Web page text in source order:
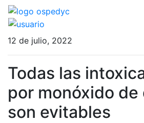
12 de julio, 2022
Todas las
por monóxido de
son evitables